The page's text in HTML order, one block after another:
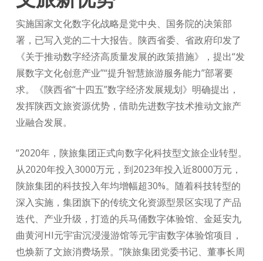
实施国家文化数字化战略是党中央、国务院的决策部
署，已写入党的二十大报告。陕西省委、省政府印发了
《关于推动数字经济高质量发展的政策措施》，提出“发
展数字文化创意产业”“提升智慧旅游服务能力”部署要
求。《陕西省“十四五”数字经济发展规划》明确提出，
发挥陕西文旅资源优势，借助先进数字技术推动文旅产
业融合发展。
“2020年，陕旅集团正式向数字化科技型文旅企业转型。
从2020年投入3000万元，到2023年投入近8000万元，
陕旅集团的科技投入年均增幅超30%。随着科技转型的
深入实施，集团旗下的传统文化资源型景区实现了产品
迭代、产业升级，打造的兵马俑数字体验馆、金延安九
曲黄河HI元宇宙沉浸漫游馆等元宇宙数字体验馆项目，
也焕新了文旅消费场景。”陕旅集团党委书记、董事长周